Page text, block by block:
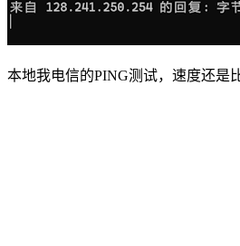
本地我电信的PING测试，速度还是